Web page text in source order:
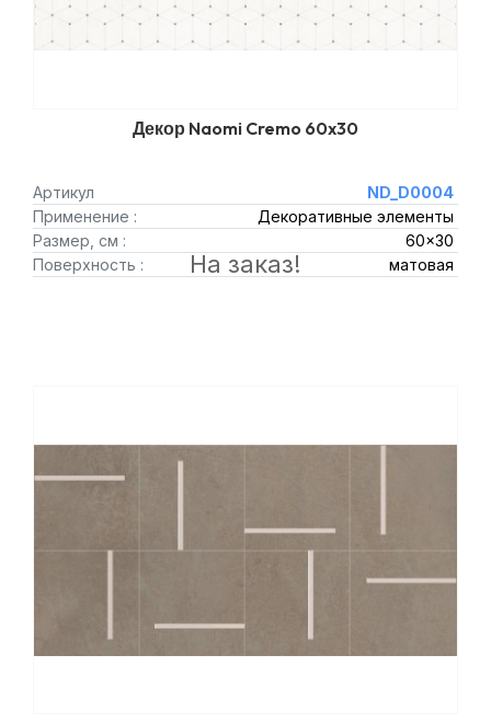
Декор Naomi Cremo 60x30
Артикул
ND_D0004
Применение :
Декоративные элементы
Размер, см :
60x30
Поверхность :
матовая
На заказ!